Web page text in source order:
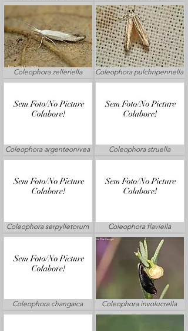
Coleophora zelleriella
Coleophora argenteonivea
Coleophora serpylletorum
Coleophora changaica
Coleophora pulchripennella
Coleophora struella
Coleophora flaviella
Coleophora involucrella